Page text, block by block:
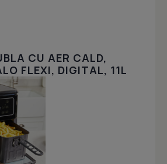
CU AER CALD,
FLEXI, DIGITAL, 11L